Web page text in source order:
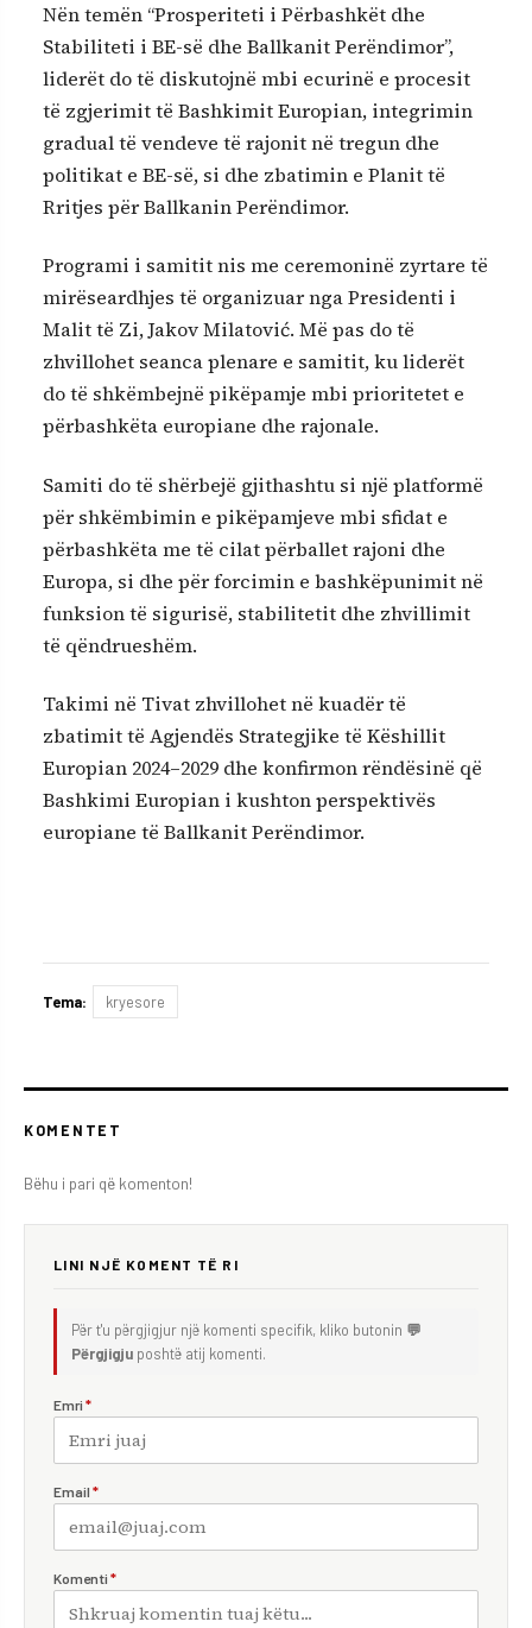
Nën temën “Prosperiteti i Përbashkët dhe
Stabiliteti i BE-së dhe Ballkanit Perëndimor”,
liderët do të diskutojnë mbi ecurinë e procesit
të zgjerimit të Bashkimit Europian, integrimin
gradual të vendeve të rajonit në tregun dhe
politikat e BE-së, si dhe zbatimin e Planit të
Rritjes për Ballkanin Perëndimor.
Programi i samitit nis me ceremoninë zyrtare të
mirëseardhjes të organizuar nga Presidenti i
Malit të Zi, Jakov Milatović. Më pas do të
zhvillohet seanca plenare e samitit, ku liderët
do të shkëmbejnë pikëpamje mbi prioritetet e
përbashkëta europiane dhe rajonale.
Samiti do të shërbejë gjithashtu si një platformë
për shkëmbimin e pikëpamjeve mbi sfidat e
përbashkëta me të cilat përballet rajoni dhe
Europa, si dhe për forcimin e bashkëpunimit në
funksion të sigurisë, stabilitetit dhe zhvillimit
të qëndrueshëm.
Takimi në Tivat zhvillohet në kuadër të
zbatimit të Agjendës Strategjike të Këshillit
Europian 2024–2029 dhe konfirmon rëndësinë që
Bashkimi Europian i kushton perspektivës
europiane të Ballkanit Perëndimor.
Tema: kryesore
KOMENTET
Bëhu i pari që komenton!
LINI NJË KOMENT TË RI
Për t'u përgjigjur një komenti specifik, kliko butonin 💬
Përgjigju poshtë atij komenti.
Emri *
Email *
Komenti *